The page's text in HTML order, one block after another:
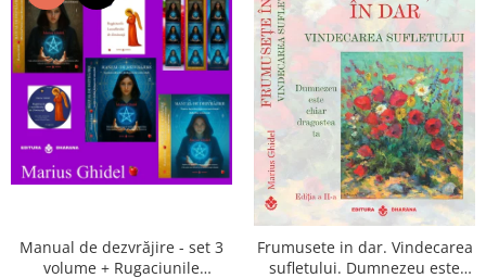
Manual de dezvrăjire - set 3
volume + Rugaciunile
Frumusete in dar. Vindecarea
sufletului. Dumnezeu este